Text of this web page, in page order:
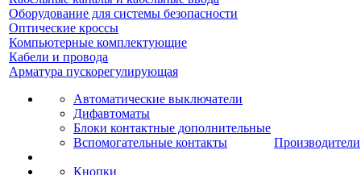
Оборудование для системы безопасности
Оптические кроссы
Компьютерные комплектующие
Кабели и провода
Арматура пускорегулирующая
Автоматические выключатели
Дифавтоматы
Блоки контактные дополнительные
Вспомогательные контакты
Кнопки
Производители